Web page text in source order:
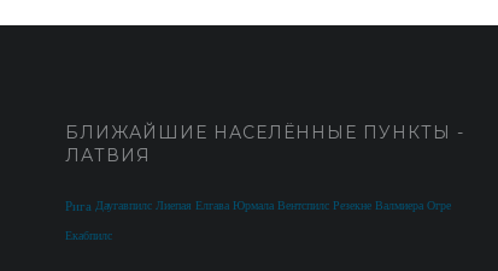
БЛИЖАЙШИЕ НАСЕЛЁННЫЕ ПУНКТЫ -
ЛАТВИЯ
Рига Даугавпилс Лиепая Елгава Юрмала Вентспилс Резекне Валмиера Огре
Екабпилс